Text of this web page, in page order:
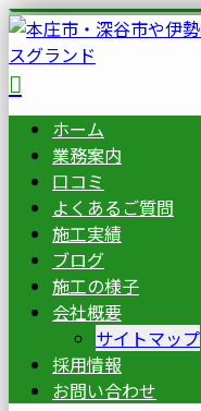
ホーム
業務案内
口コミ
よくあるご質問
施工実績
ブログ
施工の様子
会社概要
サイトマップ
採用情報
お問い合わせ